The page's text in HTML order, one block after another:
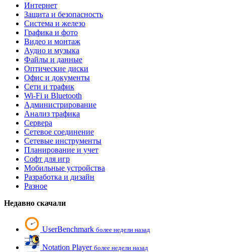
Интернет
Защита и безопасность
Система и железо
Графика и фото
Видео и монтаж
Аудио и музыка
Файлы и данные
Оптические диски
Офис и документы
Сети и трафик
Wi-Fi и Bluetooth
Администрирование
Анализ трафика
Сервера
Сетевое соединение
Сетевые инструменты
Планирование и учет
Софт для игр
Мобильные устройства
Разработка и дизайн
Разное
Недавно скачали
UserBenchmark более недели назад
Notation Player более недели назад